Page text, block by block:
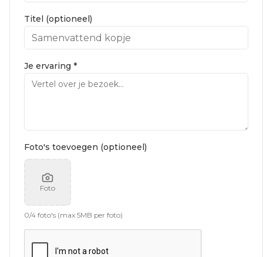
Titel (optioneel)
Je ervaring *
Foto's toevoegen (optioneel)
Foto
0/4 foto's (max 5MB per foto)